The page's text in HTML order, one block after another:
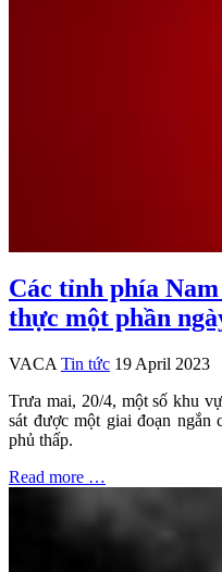
Các tỉnh phía
thực một phần
VACA Tin tức 19 April 2023
Trưa mai, 20/4, một số khu
sát được một giai đoạn ngắn
phủ thấp.
Read more …